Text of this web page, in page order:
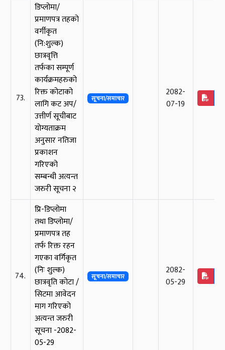
73.
डिप्लोमा/
प्रमाणपत्र तहको
वर्गीकृत
(नि:शुल्क)
छात्रवृत्ति
तर्फका सम्पूर्ण
कार्यक्रमहरुको
रिक्त कोटाको
लागि कट अप/
उत्तीर्ण सूचीबाट
योग्यताक्रम
अनुसार नतिजा
प्रकाशन
गरिएको
सम्बन्धी अत्यन्त
जरुरी सूचना २
सूचना/समाचार
2082-
07-19
74.
प्रि-डिप्लोमा
तथा डिप्लोमा/
प्रमाणपत्र तह
तर्फ रिक्त रहन
गएका वर्गिकृत
(निः शुल्क)
छात्रवृति कोटा /
सिटमा आवेदन
माग गरिएको
अत्यन्त जरुरी
सूचना -2082-
05-29
सूचना/समाचार
2082-
05-29